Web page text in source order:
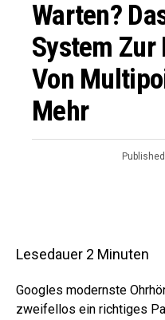
Warten?
System
Von
Mehr
Published
Lesedauer 2 Minuten
Googles modernste
zweifellos ein richtiges